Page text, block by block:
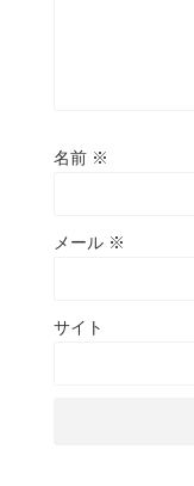
名前 ※
メール ※
サイト